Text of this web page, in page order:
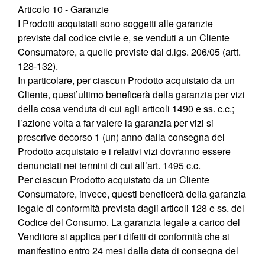
Articolo 10 - Garanzie
I Prodotti acquistati sono soggetti alle garanzie
previste dal codice civile e, se venduti a un Cliente
Consumatore, a quelle previste dal d.lgs. 206/05 (artt.
128-132).
In particolare, per ciascun Prodotto acquistato da un
Cliente, quest’ultimo beneficerà della garanzia per vizi
della cosa venduta di cui agli articoli 1490 e ss. c.c.;
l’azione volta a far valere la garanzia per vizi si
prescrive decorso 1 (un) anno dalla consegna del
Prodotto acquistato e i relativi vizi dovranno essere
denunciati nei termini di cui all’art. 1495 c.c.
Per ciascun Prodotto acquistato da un Cliente
Consumatore, invece, questi beneficerà della garanzia
legale di conformità prevista dagli articoli 128 e ss. del
Codice del Consumo. La garanzia legale a carico del
Venditore si applica per i difetti di conformità che si
manifestino entro 24 mesi dalla data di consegna del